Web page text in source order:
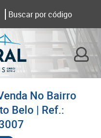
No Bairro
Belo | Ref.: